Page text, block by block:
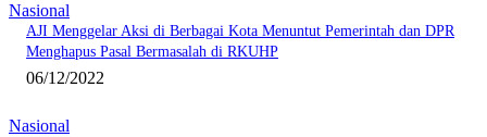
Nasional
AJI Menggelar Aksi di Berbagai Kota Menuntut Pemerintah dan DPR
Menghapus Pasal Bermasalah di RKUHP
06/12/2022
Nasional